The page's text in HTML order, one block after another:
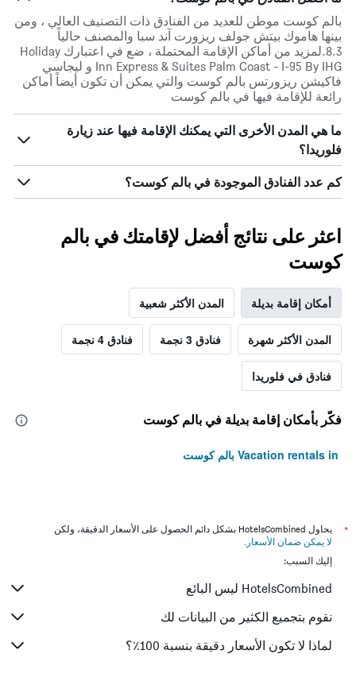
بالم كوست موطن للعديد من الفنادق ذات التصنيف العالي ، ومن
بينها هاموك بيتش جولف ريزورت آند سبا والمصنف حالياً
8.3.لمزيد من أماكن الإقامة المحتملة ، ضع في اعتبارك Holiday
Inn Express & Suites Palm Coast - I-95 By IHG و ليجاسي
فاكيشن ريزورتس بالم كوست والتي يمكن أن تكون أيضاً أماكن
رائعة للإقامة فيها في بالم كوست
ما هي المدن الأخرى التي يمكنك الإقامة فيها عند زيارة
فلوريدا؟
كم عدد الفنادق الموجودة في بالم كوست؟
اعثر على نتائج أفضل لإقامتك في بالم
كوست
أمكان إقامة بديلة المدن الأكثر شعبية
المدن الأكثر شهرة فنادق 3 نجمة فنادق 4 نجمة
فنادق في فلوريدا
فكّر بأمكان إقامة بديلة في بالم كوست
Vacation rentals in بالم كوست
*
يحاول HotelsCombined بشكل دائم الحصول على الأسعار الدقيقة، ولكن
لا يمكن ضمان الأسعار .
إليك السبب:
HotelsCombined ليس البائع
نقوم بتجميع الكثير من البيانات لك
لماذا لا تكون الأسعار دقيقة بنسبة 100٪؟